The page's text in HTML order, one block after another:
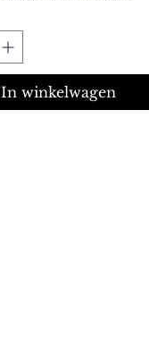
In winkelwagen